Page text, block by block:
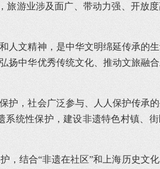
旅游业涉及面广、带动力强、开放
人文精神，是中华文明绵延传承的
扬中华优秀传统文化、推动文旅融
护，社会广泛参与、人人保护传承
统性保护，建设非遗特色村镇、
，结合“非遗在社区”和上海历史文